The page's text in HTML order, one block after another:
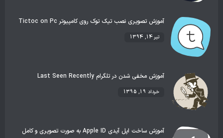
آموزش تصویری نصب تیک توک روی کامپیوتر Tictoc on Pc
تیر 14, 1394
آموزش مخفی شدن در تلگرام Last Seen Recently
خرداد 19, 1395
آموزش ساخت اپل آیدی Apple ID به صورت تصویری و کامل